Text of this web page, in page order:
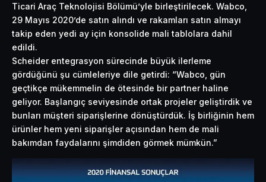
Ticari Araç Teknolojisi Bölümü’yle birleştirilecek. Wabco,
29 Mayıs 2020’de satın alındı ve rakamları satın almayı
takip eden yedi ay için konsolide mali tablolara dahil
edildi.
Scheider entegrasyon sürecinde büyük ilerleme
gördüğünü şu cümleleriye dile getirdi: “Wabco, gün
geçtikçe mükemmelin de ötesinde bir partner haline
geliyor. Başlangıç seviyesinde ortak projeler geliştirdik ve
bunları müşteri siparişlerine dönüştürdük. İş birliğinin hem
ürünler hem yeni siparişler açısından hem de mali
bakımdan faydalarını şimdiden görmek mümkün.”